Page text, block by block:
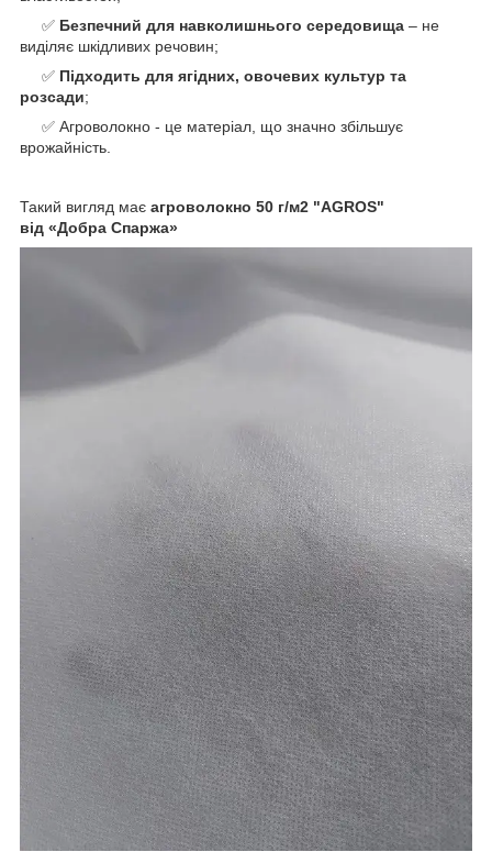
✅ Безпечний для навколишнього середовища – не
виділяє шкідливих речовин;
✅ Підходить для ягідних, овочевих культур та
розсади;
✅ Агроволокно - це матеріал, що значно збільшує
врожайність.
Такий вигляд має агроволокно 50 г/м2 "AGROS"
від «Добра Спаржа»